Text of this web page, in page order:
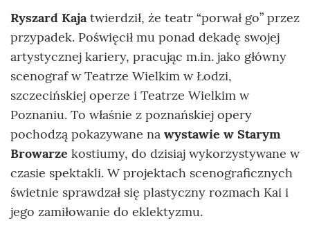
Ryszard Kaja twierdził, że teatr “porwał go” przez
przypadek. Poświęcił mu ponad dekadę swojej
artystycznej kariery, pracując m.in. jako główny
scenograf w Teatrze Wielkim w Łodzi,
szczecińskiej operze i Teatrze Wielkim w
Poznaniu. To właśnie z poznańskiej opery
pochodzą pokazywane na wystawie w Starym
Browarze kostiumy, do dzisiaj wykorzystywane w
czasie spektakli. W projektach scenograficznych
świetnie sprawdzał się plastyczny rozmach Kai i
jego zamiłowanie do eklektyzmu.